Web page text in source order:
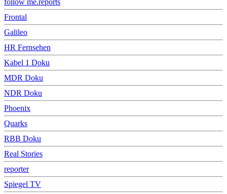
Frontal
Galileo
HR Fernsehen
Kabel 1 Doku
MDR Doku
NDR Doku
Phoenix
Quarks
RBB Doku
Real Stories
reporter
Spiegel TV